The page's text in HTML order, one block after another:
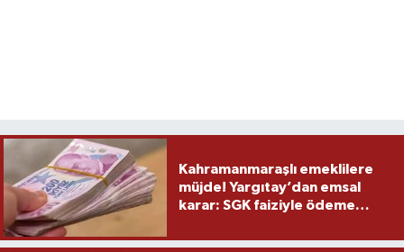
Kahramanmaraşlı emeklilere
müjde! Yargıtay’dan emsal
karar: SGK faiziyle ödeme